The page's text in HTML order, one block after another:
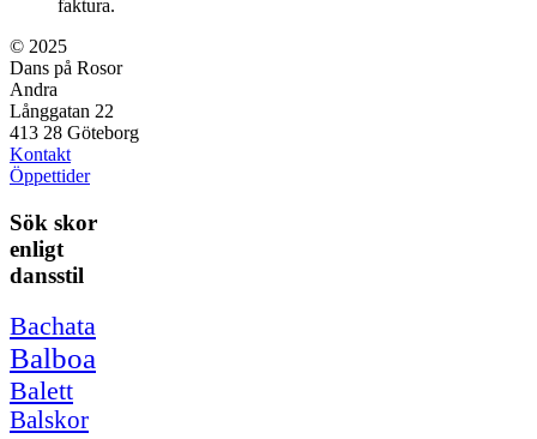
faktura.
© 2025
Dans på Rosor
Andra
Långgatan 22
413 28 Göteborg
Kontakt
Öppettider
Sök skor
enligt
dansstil
Bachata
Balboa
Balett
Balskor